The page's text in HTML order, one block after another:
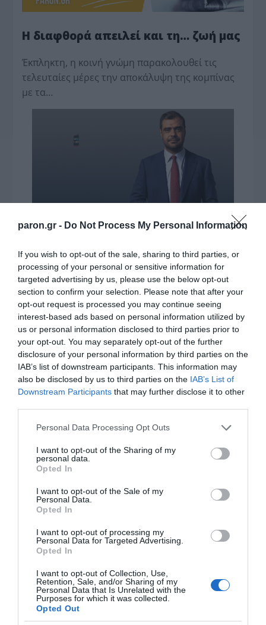
paron.gr - Do Not Process My Personal Information
If you wish to opt-out of the sale, sharing to third parties, or
processing of your personal or sensitive information for
targeted advertising by us, please use the below opt-out
section to confirm your selection. Please note that after your
opt-out request is processed you may continue seeing
interest-based ads based on personal information utilized by
us or personal information disclosed to third parties prior to
your opt-out. You may separately opt-out of the further
disclosure of your personal information by third parties on the
IAB’s list of downstream participants. This information may
also be disclosed by us to third parties on the IAB’s List of
Downstream Participants that may further disclose it to other
Please note that this website/app uses one or more Google
not limited to your visit or usage behaviour. You may click to
grant or deny consent to Google and its third-party tags to
use your data for below specified purposes in below Google
consent section.
Personal Data Processing Opt Outs
I want to opt-out of the Sharing of my
personal data.
Opted In
I want to opt-out of the Sale of my
Personal Data.
Opted In
I want to opt-out of processing my
Personal Data for Targeted Advertising.
Opted In
I want to opt-out of Collection, Use,
Retention, Sale, and/or Sharing of my
Personal Data that Is Unrelated with the
Purposes for which it was collected.
Opted Out
Η διαφθορά απειλεί και τη… ζωή μας
Έκπληκτη, η κοινή γνώμη παρακολουθεί τις
τελευταίες μέρες την αποκάλυψη της κο­μπίνας
με τα…
VIDCASTS
ΠΑΥΛΟΣ ΜΑΡΙΝΑΚΗΣ: «ΔΕΝ ΗΘΕΛΑ ΝΑ ΑΦΗΣΩ ΣΤΟΝ
ΕΠΟΜΕΝΟ ΜΙΑ ΚΑΥΤΗ ΠΑΤΑΤΑ»
χαρτιά του στις «Τυπολογίες»
τις μεγάλες τομές στον χώρο
των Μέσων Μαζικής
Ενημέρωσης. Σε μια εφ’ όλης της ύλης
συνέντευξη στον Βασίλη Κουφόπουλο, αναλύει
το χρονοδιάγραμμα για τις περιφερειακές και
ραδιοφωνικές άδειες, το πακέτο στήριξης των 80
εκατομμυρίων ευρώ για τον Τύπο, αλλά και την